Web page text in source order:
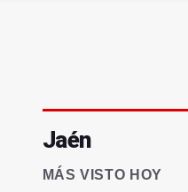
Jaén
MÁS VISTO HOY